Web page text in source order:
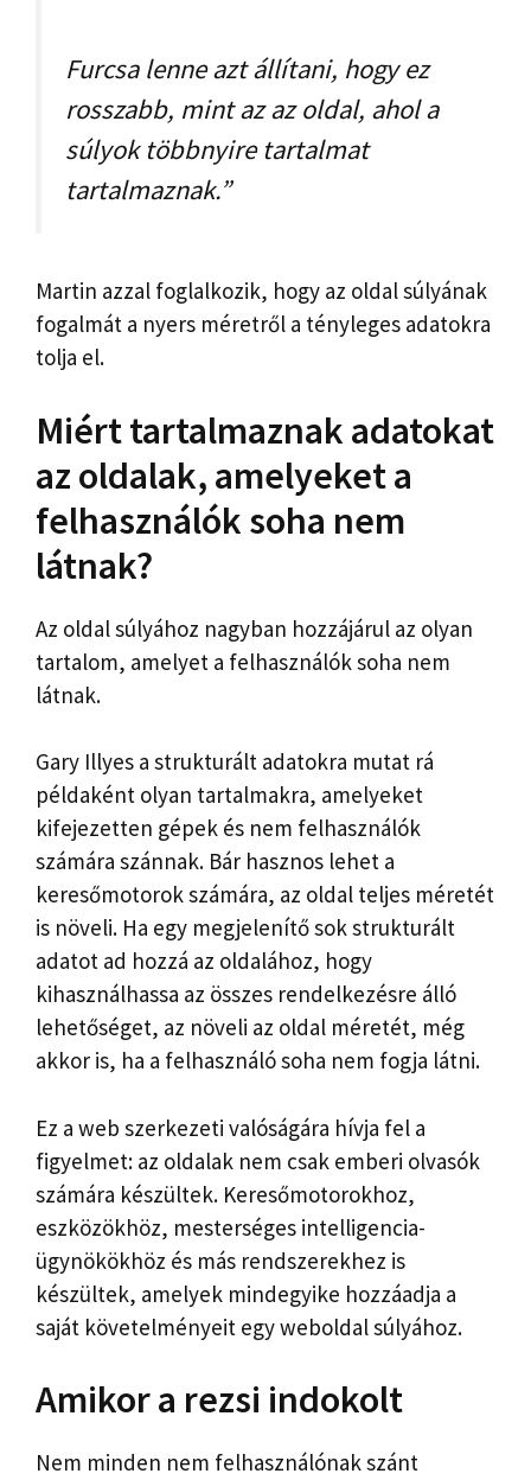
Furcsa lenne azt állítani, hogy ez
rosszabb, mint az az oldal, ahol a
súlyok többnyire tartalmat
tartalmaznak.”
Martin azzal foglalkozik, hogy az oldal súlyának
fogalmát a nyers méretről a tényleges adatokra
tolja el.
Miért tartalmaznak adatokat
az oldalak, amelyeket a
felhasználók soha nem
látnak?
Az oldal súlyához nagyban hozzájárul az olyan
tartalom, amelyet a felhasználók soha nem
látnak.
Gary Illyes a strukturált adatokra mutat rá
példaként olyan tartalmakra, amelyeket
kifejezetten gépek és nem felhasználók
számára szánnak. Bár hasznos lehet a
keresőmotorok számára, az oldal teljes méretét
is növeli. Ha egy megjelenítő sok strukturált
adatot ad hozzá az oldalához, hogy
kihasználhassa az összes rendelkezésre álló
lehetőséget, az növeli az oldal méretét, még
akkor is, ha a felhasználó soha nem fogja látni.
Ez a web szerkezeti valóságára hívja fel a
figyelmet: az oldalak nem csak emberi olvasók
számára készültek. Keresőmotorokhoz,
eszközökhöz, mesterséges intelligencia-
ügynökökhöz és más rendszerekhez is
készültek, amelyek mindegyike hozzáadja a
saját követelményeit egy weboldal súlyához.
Amikor a rezsi indokolt
Nem minden nem felhasználónak szánt